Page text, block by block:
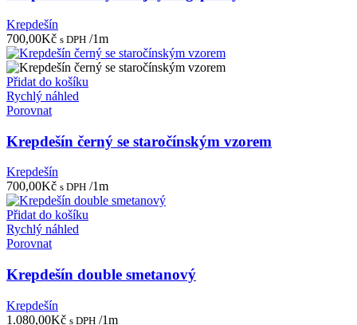
Krepdešín
700,00Kč s DPH /1m
Přidat do košíku
Rychlý náhled
Porovnat
Krepdešín černý se staročínským vzorem
Krepdešín
700,00Kč s DPH /1m
Přidat do košíku
Rychlý náhled
Porovnat
Krepdešín double smetanový
Krepdešín
1.080,00Kč s DPH /1m